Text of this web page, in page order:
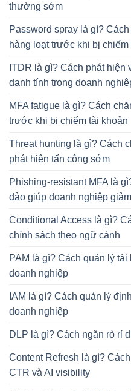
thường sớm
Password spray là gì?
hàng loạt trước khi bị chiếm
ITDR là gì? Cách phát
danh tính trong doanh
MFA fatigue là gì? Cách
trước khi bị chiếm tài khoản
Threat hunting là gì? Cách
phát hiện tấn công sớm
Phishing-resistant MFA là
đảo giúp doanh nghiệp
Conditional Access là gì?
chính sách theo ngữ cảnh
PAM là gì? Cách quản lý
doanh nghiệp
IAM là gì? Cách quản lý
doanh nghiệp
DLP là gì? Cách ngăn rò rỉ
Content Refresh là gì?
CTR và AI visibility